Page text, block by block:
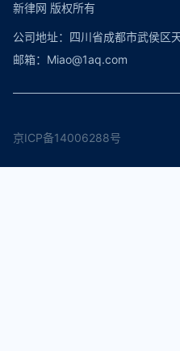
新律网 版权所有
公司地址：四川省成都市武侯区
邮箱：Miao@1aq.com
京ICP备14006288号